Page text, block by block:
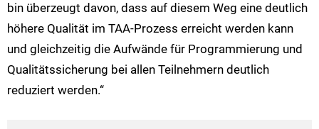
bin überzeugt davon, dass auf diesem Weg eine deutlich
höhere Qualität im TAA-Prozess erreicht werden kann
und gleichzeitig die Aufwände für Programmierung und
Qualitätssicherung bei allen Teilnehmern deutlich
reduziert werden.“